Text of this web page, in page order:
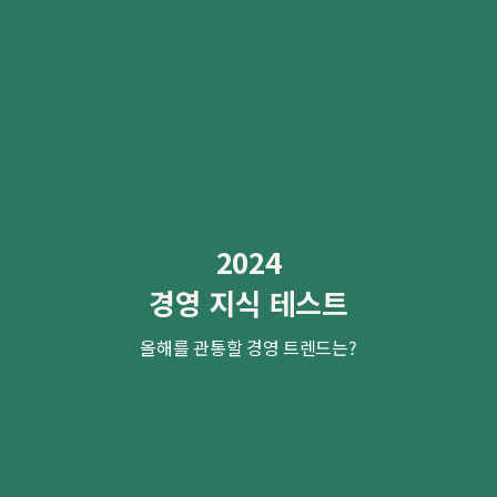
2024
경영 지식 테스트
올해를 관통할 경영 트렌드는?